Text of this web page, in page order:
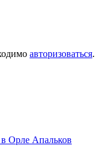
авторизоваться.
Орле Апальков